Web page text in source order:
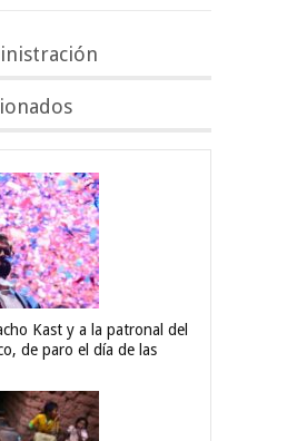
Kast y a la patronal del
de paro el día de las